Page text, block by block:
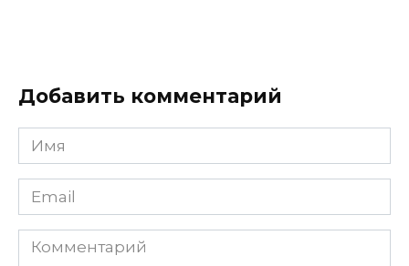
Добавить комментарий
Имя
Email
Комментарий